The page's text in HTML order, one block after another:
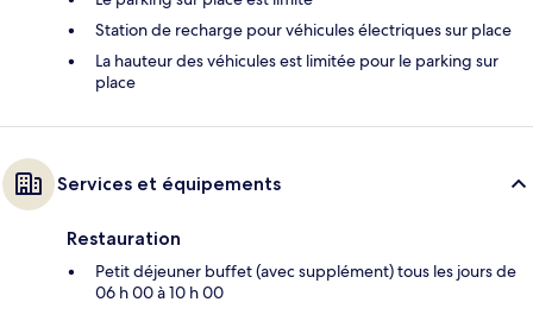
Station de recharge pour véhicules électriques sur place
La hauteur des véhicules est limitée pour le parking sur
place
Services et équipements
Restauration
Petit déjeuner buffet (avec supplément) tous les jours de
06 h 00 à 10 h 00